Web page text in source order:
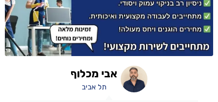
אבי מכלוף
תל אביב